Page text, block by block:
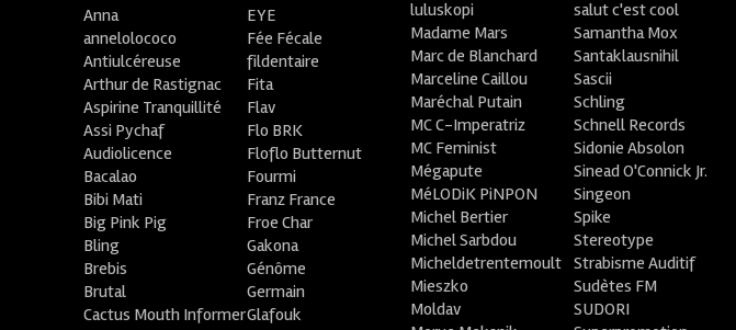
Anna
annelolococo
Antiulcéreuse
Arthur de Rastignac
Aspirine Tranquillité
Assi Pychaf
Audiolicence
Bacalao
Bibi Mati
Big Pink Pig
Bling
Brebis
Brutal
Cactus Mouth Informer
EYE
Fée Fécale
fildentaire
Fita
Flav
Flo BRK
Floflo Butternut
Fourmi
Franz France
Froe Char
Gakona
Génôme
Germain
Glafouk
luluskopi
Madame Mars
Marc de Blanchard
Marceline Caillou
Maréchal Putain
MC C-Imperatriz
MC Feminist
Mégapute
MéLODiK PiNPON
Michel Bertier
Michel Sarbdou
Micheldetrentemoult
Mieszko
Moldav
salut c'est cool
Samantha Mox
Santaklausnihil
Sascii
Schling
Schnell Records
Sidonie Absolon
Sinead O'Connick Jr.
Singeon
Spike
Stereotype
Strabisme Auditif
Sudètes FM
SUDORI